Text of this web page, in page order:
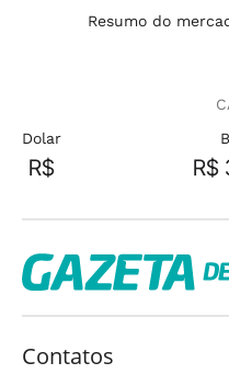
Resumo do
Dolar
R$ R$
Contatos